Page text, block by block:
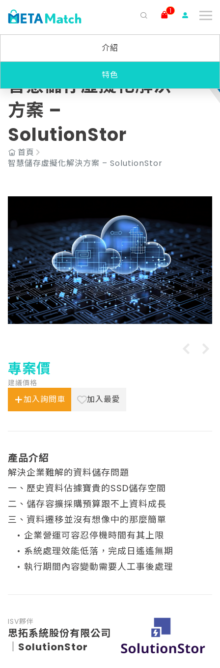
claude
1
介紹
特色
智慧儲存虛擬化解決
方案 –
SolutionStor
首頁
智慧儲存虛擬化解決方案 – SolutionStor
專案價
建議價格
加入詢問車 加入最愛
產品介紹
解決企業難解的資料儲存問題
一、歷史資料佔據寶貴的SSD儲存空間
二、儲存容擴採購預算跟不上資料成長
三、資料遷移並沒有想像中的那麼簡單
• 企業營運可容忍停機時間有其上限
• 系統處理效能低落，完成日遙遙無期
• 執行期間內容變動需要人工事後處理
ISV夥伴
思拓系統股份有限公司
｜SolutionStor